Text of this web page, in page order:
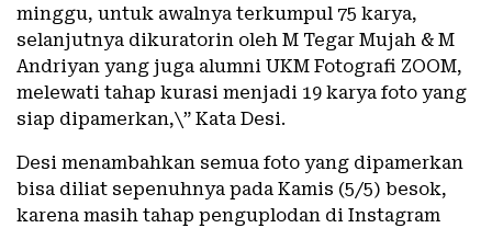
minggu, untuk awalnya terkumpul 75 karya,
selanjutnya dikuratorin oleh M Tegar Mujah & M
Andriyan yang juga alumni UKM Fotografi ZOOM,
melewati tahap kurasi menjadi 19 karya foto yang
siap dipamerkan,\” Kata Desi.
Desi menambahkan semua foto yang dipamerkan
bisa diliat sepenuhnya pada Kamis (5/5) besok,
karena masih tahap penguplodan di Instagram